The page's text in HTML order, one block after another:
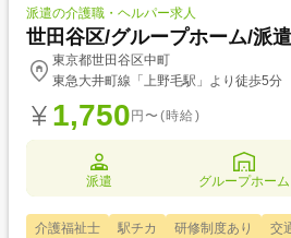
派遣の介護職・ヘルパー求人
世田谷区/グループホーム/派
東京都世田谷区中町
東急大井町線「上野毛駅」より徒歩5分
1,750 円〜(時給)
派遣 グループホーム
介護福祉士 駅チカ 研修制度あり 交